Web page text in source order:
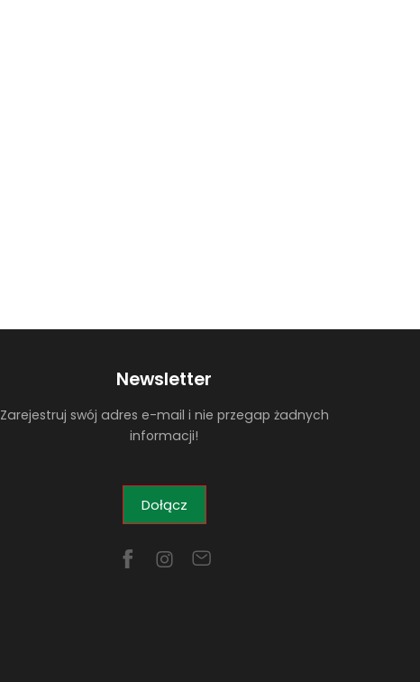
Newsletter
Zarejestruj swój adres e-mail i nie przegap żadnych
informacji!
Dołącz